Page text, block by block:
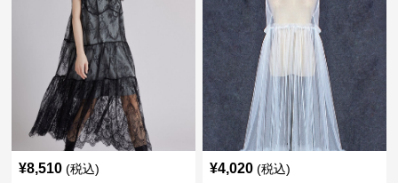
¥8,510 (税込) ¥4,020 (税込)